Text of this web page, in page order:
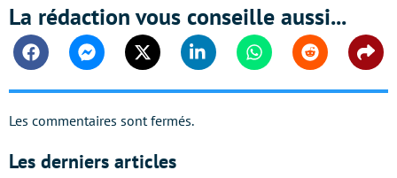
La rédaction vous conseille aussi...
FacebookMessengerTwitter Linkedin WhatsappReddit
Les commentaires sont fermés.
Les derniers articles